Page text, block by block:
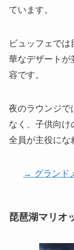
ています。
ビュッフェで
華なデザートが
容です。
夜のラウンジで
なく、子供向け
全員が主役にな
→ グランド
琵琶湖マリオ